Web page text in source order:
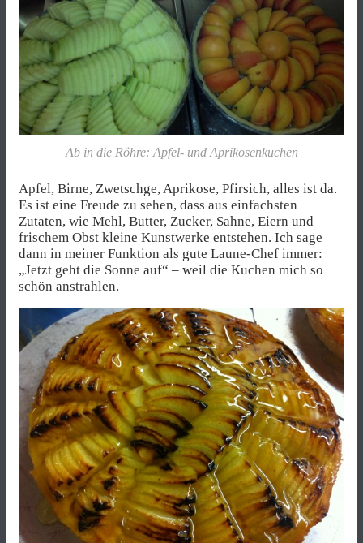
Ab in die Röhre: Apfel- und Aprikosenkuchen
Apfel, Birne, Zwetschge, Aprikose, Pfirsich, alles ist da.
Es ist eine Freude zu sehen, dass aus einfachsten
Zutaten, wie Mehl, Butter, Zucker, Sahne, Eiern und
frischem Obst kleine Kunstwerke entstehen. Ich sage
dann in meiner Funktion als gute Laune-Chef immer:
„Jetzt geht die Sonne auf“ – weil die Kuchen mich so
schön anstrahlen.